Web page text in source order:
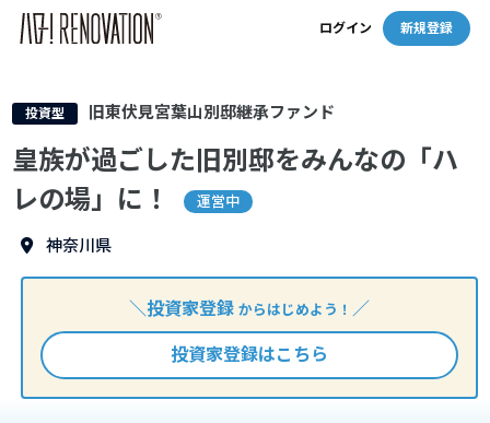
ログイン 新規登録
投資型 旧東伏見宮葉山別邸継承ファンド
皇族が過ごした旧別邸をみんなの「ハ
レの場」に！
運営中
神奈川県
＼投資家登録 からはじめよう！ ／
投資家登録はこちら